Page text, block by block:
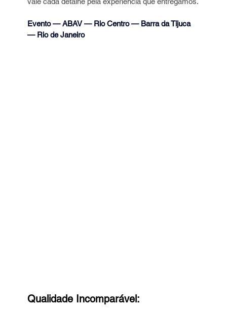
Evento — ABAV — Rio Centro — Barra da Tijuca
— Rio de Janeiro
Qualidade Incomparável: